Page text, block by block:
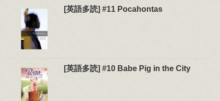
[英語多読] #11 Pocahontas
[英語多読] #10 Babe Pig in the City